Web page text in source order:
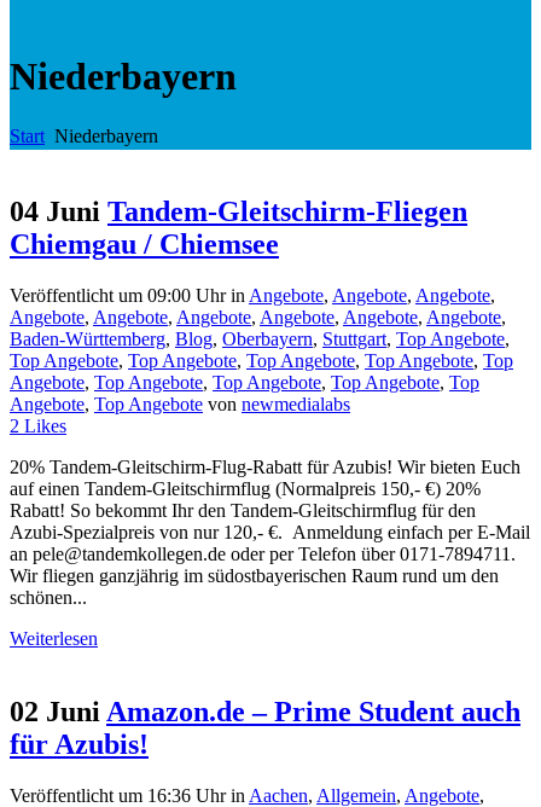
Niederbayern
Start Niederbayern
04 Juni Tandem-Gleitschirm-Fliegen
Chiemgau / Chiemsee
Veröffentlicht um 09:00 Uhrin Angebote, Angebote, Angebote,
Angebote, Angebote, Angebote, Angebote, Angebote, Angebote,
Baden-Württemberg, Blog, Oberbayern, Stuttgart, Top Angebote,
Top Angebote, Top Angebote, Top Angebote, Top Angebote, Top
Angebote, Top Angebote, Top Angebote, Top Angebote, Top
Angebote, Top Angebote von newmedialabs
2 Likes
20% Tandem-Gleitschirm-Flug-Rabatt für Azubis! Wir bieten Euch
auf einen Tandem-Gleitschirmflug (Normalpreis 150,- €) 20%
Rabatt! So bekommt Ihr den Tandem-Gleitschirmflug für den
Azubi-Spezialpreis von nur 120,- €. Anmeldung einfach per E-Mail
an pele@tandemkollegen.de oder per Telefon über 0171-7894711.
Wir fliegen ganzjährig im südostbayerischen Raum rund um den
schönen...
Weiterlesen
02 Juni Amazon.de – Prime Student auch
für Azubis!
Veröffentlicht um 16:36 Uhrin Aachen, Allgemein, Angebote,